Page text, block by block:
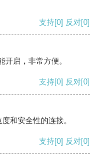
支持[0] 反对[0]
启，非常方便。
支持[0] 反对[0]
和安全性的连接。
支持[0] 反对[0]